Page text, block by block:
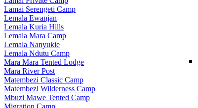
Lamai Serengeti Camp
Lemala Ewanjan
Lemala Kuria Hills
Lemala Mara Camp
Lemala Nanyukie
Lemala Ndutu Camp
Mara Mara Tented Lodge
Mara River Post
Matembezi Classic Camp
Matembezi Wilderness Camp
Mbuzi Mawe Tented Camp
Migration Camp